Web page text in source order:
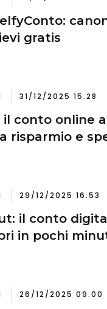
gratis
31/12/2025 15:28
il conto online
risparmio e
29/12/2025 16:53
il conto
in pochi
26/12/2025 09:00